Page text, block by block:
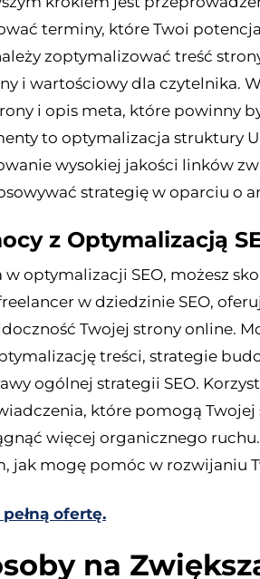
terminy, które Twoi
zoptymalizować treść
i wartościowy dla czytelnika.
i opis meta, które powinny
to optymalizacja struktury
wysokiej jakości linków
strategię w oparciu o
z Optymalizacją
optymalizacji SEO, możesz
w dziedzinie SEO,
Twojej strony online.
treści, strategie
ogólnej strategii SEO.
które pomogą
więcej organicznego
jak mogę pomóc w rozwijaniu
ofertę.
na